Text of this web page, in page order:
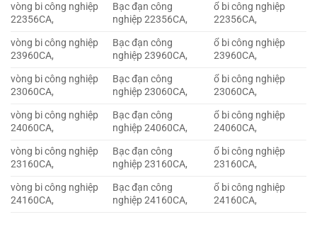
vòng bi công nghiệp
22356CA,
Bạc đạn công
nghiệp 22356CA,
ổ bi công nghiệp
22356CA,
vòng bi công nghiệp
23960CA,
Bạc đạn công
nghiệp 23960CA,
ổ bi công nghiệp
23960CA,
vòng bi công nghiệp
23060CA,
Bạc đạn công
nghiệp 23060CA,
ổ bi công nghiệp
23060CA,
vòng bi công nghiệp
24060CA,
Bạc đạn công
nghiệp 24060CA,
ổ bi công nghiệp
24060CA,
vòng bi công nghiệp
23160CA,
Bạc đạn công
nghiệp 23160CA,
ổ bi công nghiệp
23160CA,
vòng bi công nghiệp
24160CA,
Bạc đạn công
nghiệp 24160CA,
ổ bi công nghiệp
24160CA,